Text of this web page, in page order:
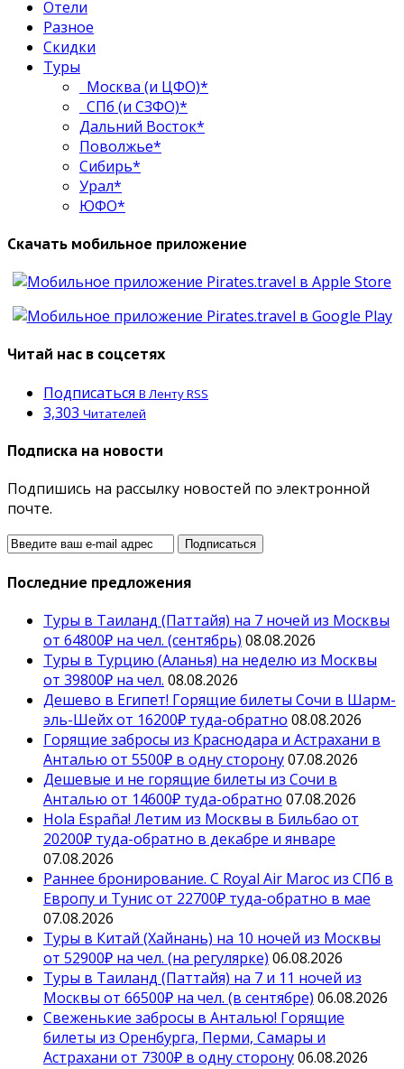
Отели
Разное
Скидки
Туры
Москва (и ЦФО)*
СПб (и СЗФО)*
Дальний Восток*
Поволжье*
Сибирь*
Урал*
ЮФО*
Скачать мобильное приложение
Читай нас в соцсетях
Подписаться В Ленту RSS
3,303 Читателей
Подписка на новости
Подпишись на рассылку новостей по электронной
почте.
Последние предложения
Туры в Таиланд (Паттайя) на 7 ночей из Москвы
от 64800₽ на чел. (сентябрь) 08.08.2026
Туры в Турцию (Аланья) на неделю из Москвы
от 39800₽ на чел. 08.08.2026
Дешево в Египет! Горящие билеты Сочи в Шарм-
эль-Шейх от 16200₽ туда-обратно 08.08.2026
Горящие забросы из Краснодара и Астрахани в
Анталью от 5500₽ в одну сторону07.08.2026
Дешевые и не горящие билеты из Сочи в
Анталью от 14600₽ туда-обратно 07.08.2026
Hola España! Летим из Москвы в Бильбао от
20200₽ туда-обратно в декабре и январе
07.08.2026
Раннее бронирование. С Royal Air Maroc из СПб в
Европу и Тунис от 22700₽ туда-обратно в мае
07.08.2026
Туры в Китай (Хайнань) на 10 ночей из Москвы
от 52900₽ на чел. (на регулярке) 06.08.2026
Туры в Таиланд (Паттайя) на 7 и 11 ночей из
Москвы от 66500₽ на чел. (в сентябре) 06.08.2026
Свеженькие забросы в Анталью! Горящие
билеты из Оренбурга, Перми, Самары и
Астрахани от 7300₽ в одну сторону06.08.2026